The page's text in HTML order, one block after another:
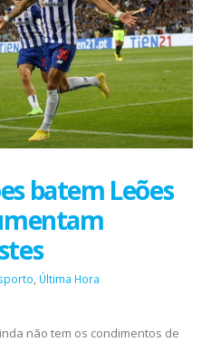
batem Leões
Última Hora
não tem os condimentos de